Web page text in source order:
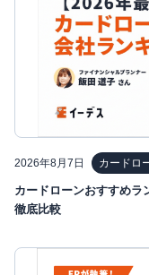
2026年8月7日 カードロ
カードローンおすすめラ
徹底比較